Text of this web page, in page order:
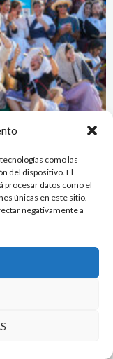
como las
del dispositivo. El
procesar datos como el
únicas en este sitio.
negativamente a